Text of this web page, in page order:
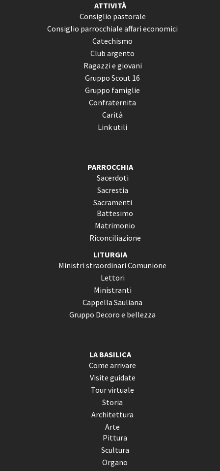
ATTIVITÀ
Consiglio pastorale
Consiglio parrocchiale affari economici
Catechismo
Club argento
Ragazzi e giovani
Gruppo Scout 16
Gruppo famiglie
Confraternita
Carità
Link utili
PARROCCHIA
Sacerdoti
Sacrestia
Sacramenti
Battesimo
Matrimonio
Riconciliazione
LITURGIA
Ministri straordinari Comunione
Lettori
Ministranti
Cappella Sauliana
Gruppo Decoro e bellezza
LA BASILICA
Come arrivare
Visite guidate
Tour virtuale
Storia
Architettura
Arte
Pittura
Scultura
Organo